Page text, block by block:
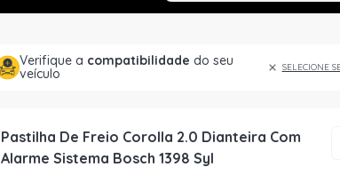
Verifique a compatibilidade do seu
veículo
SELECIONE
Pastilha De Freio Corolla 2.0 Dianteira Com
Alarme Sistema Bosch 1398 Syl